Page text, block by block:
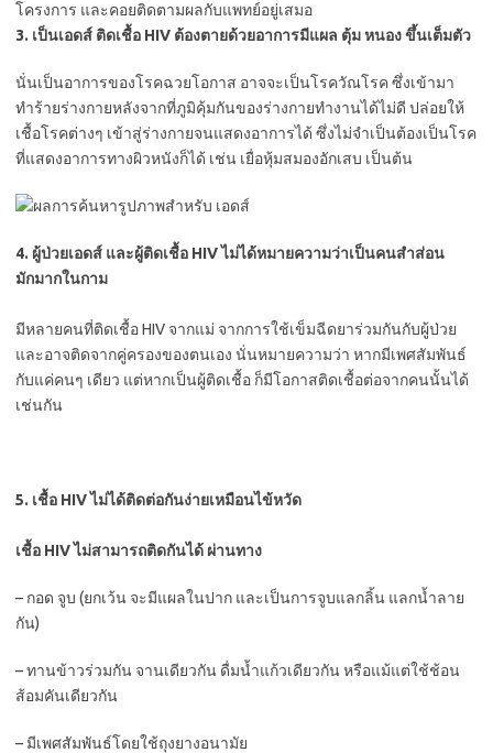
โครงการ และคอยติดตามผลกับแพทย์อยู่เสมอ
3. เป็นเอดส์ ติดเชื้อ HIV ต้องตายด้วยอาการมีแผล ตุ้ม หนอง ขึ้นเต็มตัว
นั่นเป็นอาการของโรคฉวยโอกาส อาจจะเป็นโรควัณโรค ซึ่งเข้ามา
ทำร้ายร่างกายหลังจากที่ภูมิคุ้มกันของร่างกายทำงานได้ไม่ดี ปล่อยให้
เชื้อโรคต่างๆ เข้าสู่ร่างกายจนแสดงอาการได้ ซึ่งไม่จำเป็นต้องเป็นโรค
ที่แสดงอาการทางผิวหนังก็ได้ เช่น เยื่อหุ้มสมองอักเสบ เป็นต้น
4. ผู้ป่วยเอดส์ และผู้ติดเชื้อ HIV ไม่ได้หมายความว่าเป็นคนสำส่อน
มักมากในกาม
มีหลายคนที่ติดเชื้อ HIV จากแม่ จากการใช้เข็มฉีดยาร่วมกันกับผู้ป่วย
และอาจติดจากคู่ครองของตนเอง นั่นหมายความว่า หากมีเพศสัมพันธ์
กับแค่คนๆ เดียว แต่หากเป็นผู้ติดเชื้อ ก็มีโอกาสติดเชื้อต่อจากคนนั้นได้
เช่นกัน
5. เชื้อ HIV ไม่ได้ติดต่อกันง่ายเหมือนไข้หวัด
เชื้อ HIV ไม่สามารถติดกันได้ ผ่านทาง
– กอด จูบ (ยกเว้น จะมีแผลในปาก และเป็นการจูบแลกลิ้น แลกน้ำลาย
กัน)
– ทานข้าวร่วมกัน จานเดียวกัน ดื่มน้ำแก้วเดียวกัน หรือแม้แต่ใช้ช้อน
ส้อมคันเดียวกัน
– มีเพศสัมพันธ์โดยใช้ถุงยางอนามัย